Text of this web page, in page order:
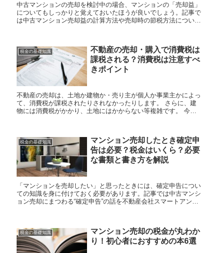
中古マンションの売却を検討中の場合、マンションの「売却益」
についてもしっかりと覚えておいたほうが良いでしょう。記事で
は中古マンション売却益の計算方法や売却時の節税方法について
税金の基礎知識
不動産の売却・購入で消費税は
課税される？消費税は注意すべ
きポイント
不動産の売却は、土地か建物か・売り主が個人か事業主かによっ
て、消費税が課税されたりされなかったりします。 さらに、建
物には消費税がかかり、土地にはかからない等複雑です。 今回
税金の基礎知識
マンション売却したとき確定申
告は必要？税金はいくら？必要
な書類と書き方を解説
「マンションを売却したい」と思ったときには、確定申告につい
ての知識を身に付けておく必要があります。記事では中古マンシ
ョン売却にまつわる“確定申告”の話を不動産会社スマートアンド
税金の基礎知識
マンション売却の税金が丸わか
り！初心者におすすめの本6選